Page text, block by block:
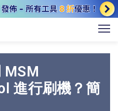
MSM
進行刷機？簡